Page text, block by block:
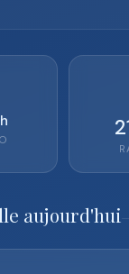
aujourd'hui